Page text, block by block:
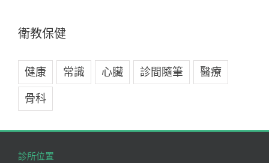
衛教保健
健康 常識 心臟 診間隨筆 醫療
骨科
診所位置